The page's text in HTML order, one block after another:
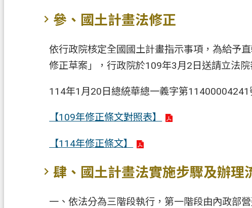
參、國土計畫法修正
依行政院核定全國國土計畫指示事項，為給予
修正草案」，行政院於109年3月2日送請立法
114年1月20日總統華總一義字第
【109年修正條文對照表】
【114年修正條文】
肆、國土計畫法實施步驟及辦理
一、依法分為三階段執行，第一階段由內政部